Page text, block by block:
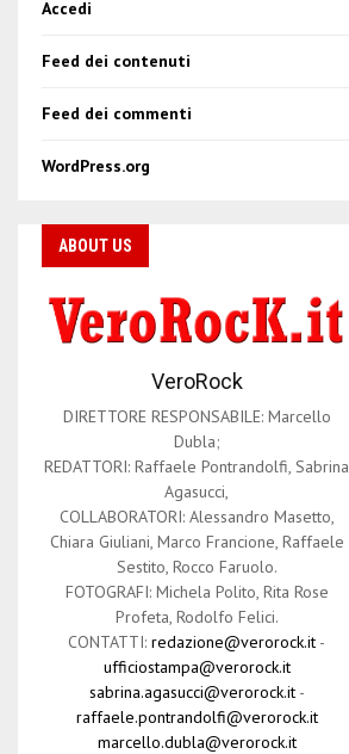
Accedi
Feed dei contenuti
Feed dei commenti
WordPress.org
ABOUT US
VeroRock
DIRETTORE RESPONSABILE: Marcello
Dubla;
REDATTORI: Raffaele Pontrandolfi, Sabrina
Agasucci,
COLLABORATORI: Alessandro Masetto,
Chiara Giuliani, Marco Francione, Raffaele
Sestito, Rocco Faruolo.
FOTOGRAFI: Michela Polito, Rita Rose
Profeta, Rodolfo Felici.
CONTATTI: redazione@verorock.it -
ufficiostampa@verorock.it
sabrina.agasucci@verorock.it-
raffaele.pontrandolfi@verorock.it
marcello.dubla@verorock.it